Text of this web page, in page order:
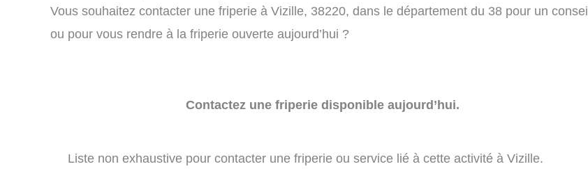
Vous souhaitez contacter une friperie à Vizille, 38220, dans le département du 38 pour un conseil
ou pour vous rendre à la friperie ouverte aujourd’hui ?
Contactez une friperie disponible aujourd’hui.
Liste non exhaustive pour contacter une friperie ou service lié à cette activité à Vizille.